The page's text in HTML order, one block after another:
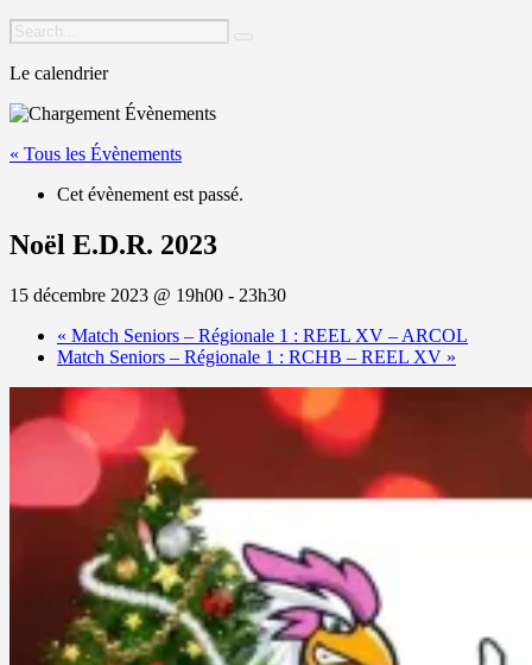
Le calendrier
« Tous les Évènements
Cet évènement est passé.
Noël E.D.R. 2023
15 décembre 2023 @ 19h00 - 23h30
« Match Seniors – Régionale 1 : REEL XV – ARCOL
Match Seniors – Régionale 1 : RCHB – REEL XV »